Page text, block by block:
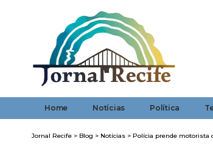
Home Notícias Política
Jornal Recife > Blog > Notícias > Polícia prende motorista